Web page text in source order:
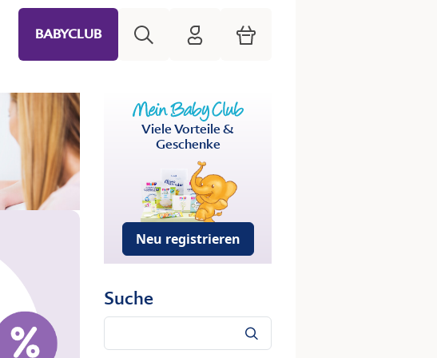
BABYCLUB HiPP Mein Babyclub
Warenkorb
Viele Vorteile &
Geschenke
Neu registrieren
Suche